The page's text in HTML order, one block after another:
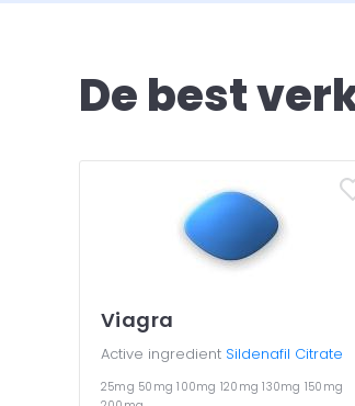
De best
Viagra
Active ingredient Sildenafil Citrate
25mg 50mg100mg 120mg130mg 150mg